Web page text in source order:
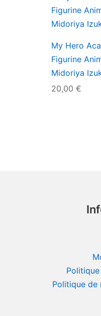
My Hero
Figurine
Midoriya
20,00 €
Politique de